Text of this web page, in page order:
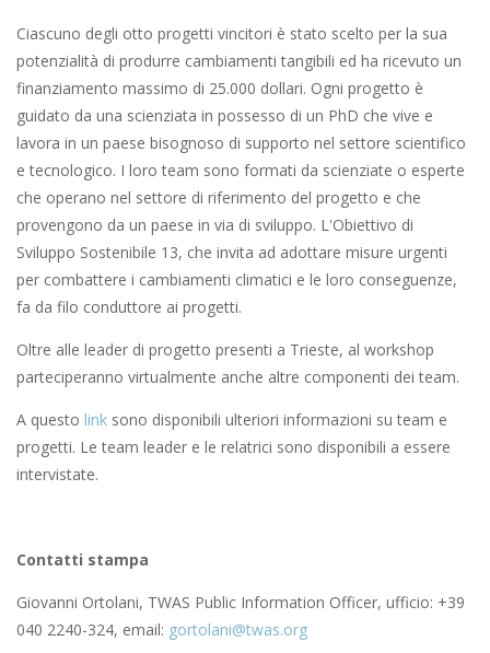
Ciascuno degli otto progetti vincitori è stato scelto per la sua
potenzialità di produrre cambiamenti tangibili ed ha ricevuto un
finanziamento massimo di 25.000 dollari. Ogni progetto è
guidato da una scienziata in possesso di un PhD che vive e
lavora in un paese bisognoso di supporto nel settore scientifico
e tecnologico. I loro team sono formati da scienziate o esperte
che operano nel settore di riferimento del progetto e che
provengono da un paese in via di sviluppo. L'Obiettivo di
Sviluppo Sostenibile 13, che invita ad adottare misure urgenti
per combattere i cambiamenti climatici e le loro conseguenze,
fa da filo conduttore ai progetti.
Oltre alle leader di progetto presenti a Trieste, al workshop
parteciperanno virtualmente anche altre componenti dei team.
A questo link sono disponibili ulteriori informazioni su team e
progetti. Le team leader e le relatrici sono disponibili a essere
intervistate.
Contatti stampa
Giovanni Ortolani, TWAS Public Information Officer, ufficio: +39
040 2240-324, email: gortolani@twas.org